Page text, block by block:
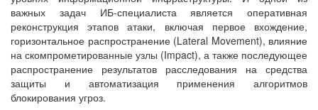
важных задач ИБ-специалиста является оперативная
реконструкция этапов атаки, включая первое вхождение,
горизонтальное распространение (Lateral Movement), влияние
на скомпрометированные узлы (Impact), а также последующее
распространение результатов расследования на средства
защиты и автоматизация применения алгоритмов
блокирования угроз.